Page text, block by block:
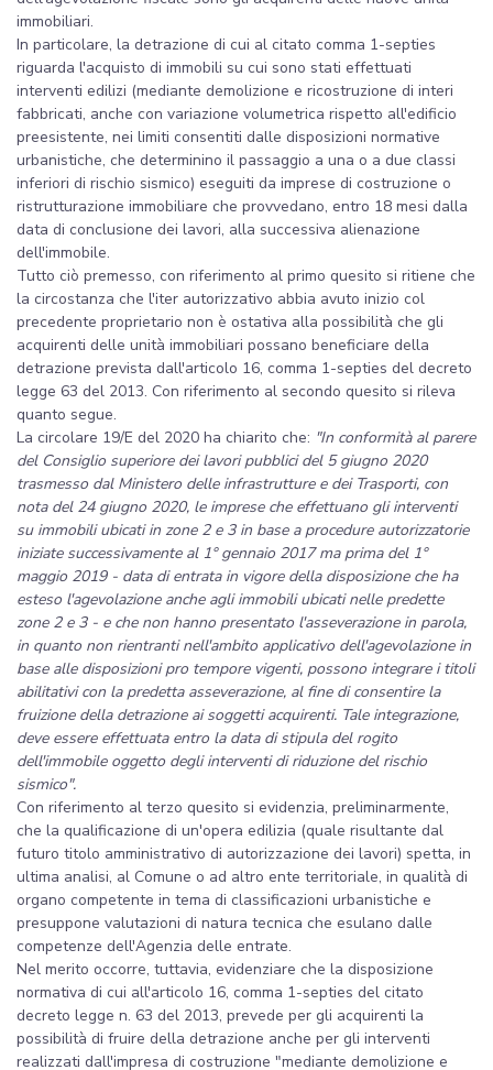
immobiliari.
In particolare, la detrazione di cui al citato comma 1-septies
riguarda l'acquisto di immobili su cui sono stati effettuati
interventi edilizi (mediante demolizione e ricostruzione di interi
fabbricati, anche con variazione volumetrica rispetto all'edificio
preesistente, nei limiti consentiti dalle disposizioni normative
urbanistiche, che determinino il passaggio a una o a due classi
inferiori di rischio sismico) eseguiti da imprese di costruzione o
ristrutturazione immobiliare che provvedano, entro 18 mesi dalla
data di conclusione dei lavori, alla successiva alienazione
dell'immobile.
Tutto ciò premesso, con riferimento al primo quesito si ritiene che
la circostanza che l'iter autorizzativo abbia avuto inizio col
precedente proprietario non è ostativa alla possibilità che gli
acquirenti delle unità immobiliari possano beneficiare della
detrazione prevista dall'articolo 16, comma 1-septies del decreto
legge 63 del 2013. Con riferimento al secondo quesito si rileva
quanto segue.
La circolare 19/E del 2020 ha chiarito che: "In conformità al parere
del Consiglio superiore dei lavori pubblici del 5 giugno 2020
trasmesso dal Ministero delle infrastrutture e dei Trasporti, con
nota del 24 giugno 2020, le imprese che effettuano gli interventi
su immobili ubicati in zone 2 e 3 in base a procedure autorizzatorie
iniziate successivamente al 1° gennaio 2017 ma prima del 1°
maggio 2019 - data di entrata in vigore della disposizione che ha
esteso l'agevolazione anche agli immobili ubicati nelle predette
zone 2 e 3 - e che non hanno presentato l'asseverazione in parola,
in quanto non rientranti nell'ambito applicativo dell'agevolazione in
base alle disposizioni pro tempore vigenti, possono integrare i titoli
abilitativi con la predetta asseverazione, al fine di consentire la
fruizione della detrazione ai soggetti acquirenti. Tale integrazione,
deve essere effettuata entro la data di stipula del rogito
dell'immobile oggetto degli interventi di riduzione del rischio
sismico".
Con riferimento al terzo quesito si evidenzia, preliminarmente,
che la qualificazione di un'opera edilizia (quale risultante dal
futuro titolo amministrativo di autorizzazione dei lavori) spetta, in
ultima analisi, al Comune o ad altro ente territoriale, in qualità di
organo competente in tema di classificazioni urbanistiche e
presuppone valutazioni di natura tecnica che esulano dalle
competenze dell'Agenzia delle entrate.
Nel merito occorre, tuttavia, evidenziare che la disposizione
normativa di cui all'articolo 16, comma 1-septies del citato
decreto legge n. 63 del 2013, prevede per gli acquirenti la
possibilità di fruire della detrazione anche per gli interventi
realizzati dall'impresa di costruzione "mediante demolizione e